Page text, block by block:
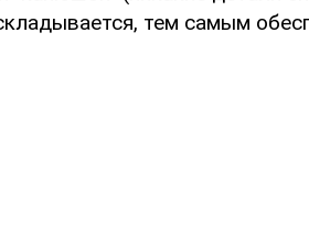
тем самым